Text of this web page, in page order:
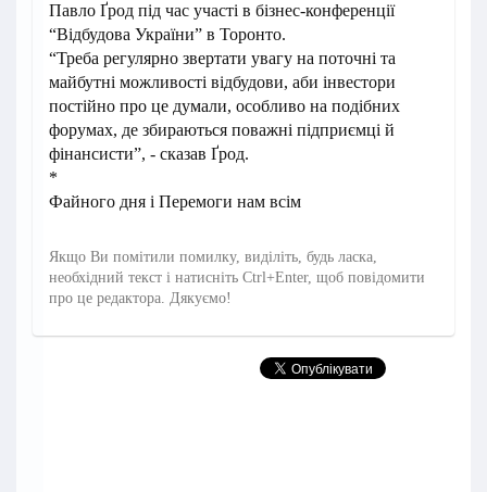
Павло Ґрод під час участі в бізнес-конференції
“Відбудова України” в Торонто.
“Треба регулярно звертати увагу на поточні та
майбутні можливості відбудови, аби інвестори
постійно про це думали, особливо на подібних
форумах, де збираються поважні підприємці й
фінансисти”, - сказав Ґрод.
*
Файного дня і Перемоги нам всім
Якщо Ви помітили помилку, виділіть, будь ласка,
необхідний текст і натисніть Ctrl+Enter, щоб повідомити
про це редактора. Дякуємо!